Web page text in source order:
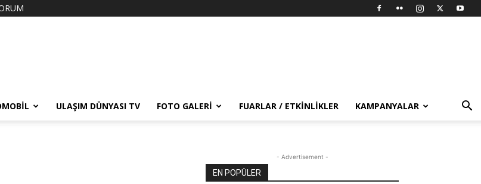
ULAŞIM DÜNYASI TV FOTO GALERI FUARLAR / ETKINLIKLER KAMPANYALAR
- Advertisement -
EN POPÜLER